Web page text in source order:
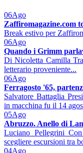
06Ago
Zaffiromagazine.com
Break estivo per
06Ago
Quando i Grimm
Di Nicoletta Camilla
letterario proveniente...
06Ago
Ferragosto '65,
Salvatore Battaglia
in macchina fu il 14
05Ago
Abruzzo. Anello di
Luciano Pellegrini
scegliere escursioni tra
04Ago